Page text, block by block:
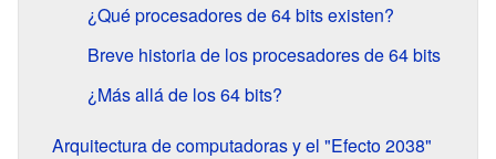
¿Qué procesadores de 64 bits existen?
Breve historia de los procesadores de 64 bits
¿Más allá de los 64 bits?
Arquitectura de computadoras y el "Efecto 2038"